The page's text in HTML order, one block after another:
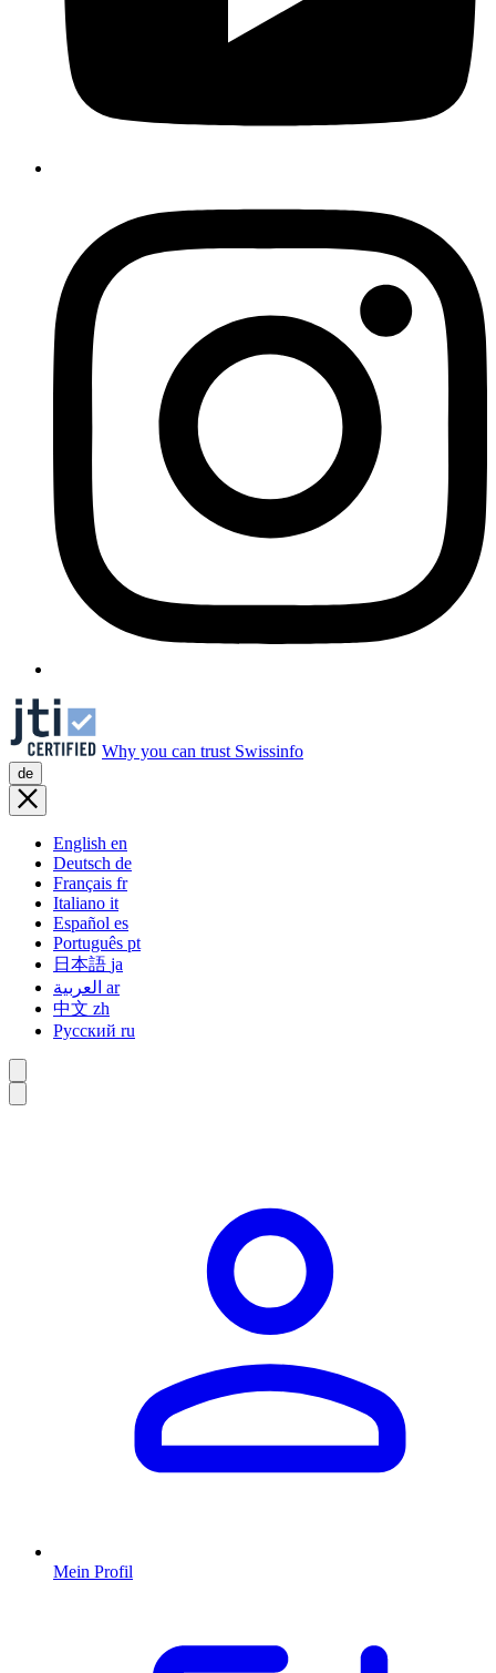
Why you can trust Swissinfo
de
English en
Deutsch de
Français fr
Italiano it
Español es
Português pt
日本語 ja
ar
中文 zh
Русский ru
Mein Profil